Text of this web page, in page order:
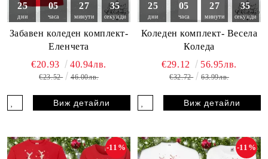
25
дни
05
часа
27
минути
33
секунди
Забавен коледен комплект-
Еленчета
€20.93 40.94лв.
€23.52 46.00лв.
Виж детайли
25
дни
05
часа
27
минути
33
секунди
Коледен комплект- Весела
Коледа
€29.12 56.95лв.
€32.72 63.99лв.
Виж детайли
-11% -11%